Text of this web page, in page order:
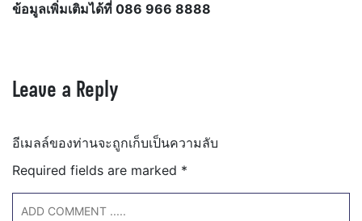
ข้อมูลเพิ่มเติมได้ที่ 086 966 8888
Leave a Reply
อีเมลล์ของท่านจะถูกเก็บเป็นความลับ
Required fields are marked *